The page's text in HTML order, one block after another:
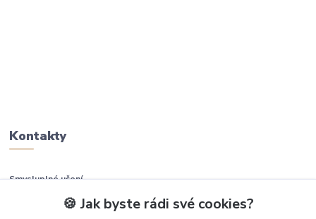
Kontakty
Smysluplné učení
+420 737 937 936🍪 Jak byste rádi své cookies?